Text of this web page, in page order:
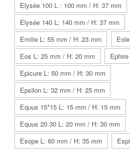
Elysée 100 L : 100 mm / H: 37 mm
Elysée 140 L: 140 mm / H: 37 mm
Emilie L: 55 mm / H: 23 mm
Eos L: 25 mm / H: 20 mm
Epicure L: 50 mm / H: 30 mm
Epsilon L: 32 mm / H: 25 mm
Equus 15*15 L: 15 mm / H: 15 mm
Equus 20.30 L: 20 mm / H: 30 mm
Esope L: 60 mm / H: 35 mm